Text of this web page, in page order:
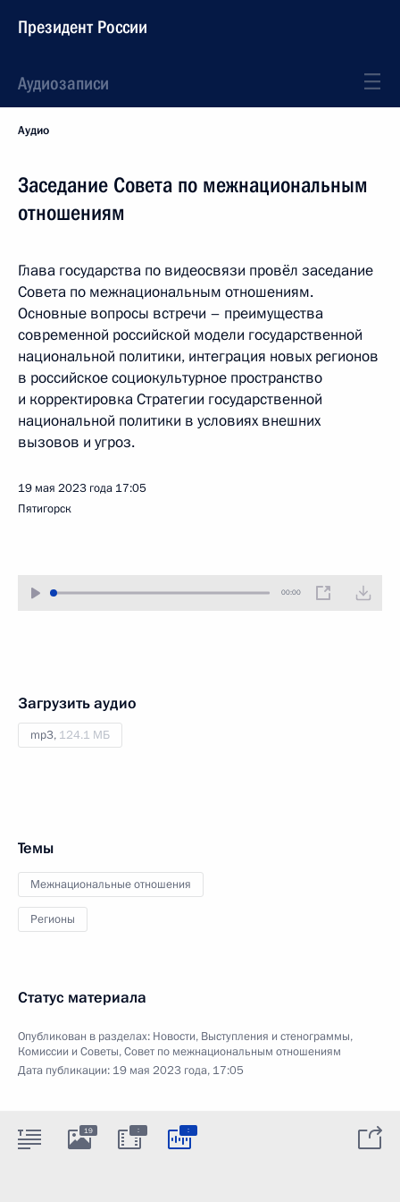
Президент России
Аудиозаписи
Аудио
Заседание Совета по межнациональным
отношениям
Глава государства по видеосвязи провёл заседание
Совета по межнациональным отношениям.
Основные вопросы встречи – преимущества
современной российской модели государственной
национальной политики, интеграция новых регионов
в российское социокультурное пространство
и корректировка Стратегии государственной
национальной политики в условиях внешних
вызовов и угроз.
19 мая 2023 года 17:05
Пятигорск
00:00
Загрузить аудио
mp3, 124.1 МБ
Темы
Межнациональные отношения
Регионы
Статус материала
Опубликован в разделах: Новости, Выступления и стенограммы,
Комиссии и Советы,Совет по межнациональным отношениям
Дата публикации: 19 мая 2023 года, 17:05
19 : :